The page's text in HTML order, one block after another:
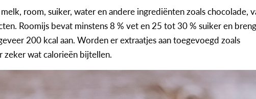
room, suiker, water en andere ingrediënten zoals chocolade,
Roomijs bevat minstens 8 % vet en 25 tot 30 % suiker en
200 kcal aan. Worden er extraatjes aan toegevoegd zoals
zeker wat calorieën bijtellen.